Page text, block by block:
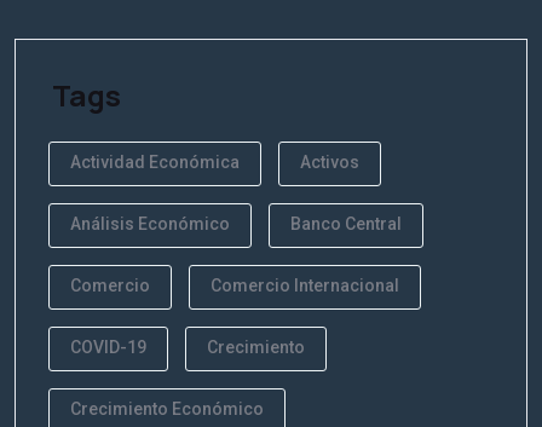
Tags
Actividad Económica Activos
Análisis Económico Banco Central
Comercio Comercio Internacional
COVID-19 Crecimiento
Crecimiento Económico